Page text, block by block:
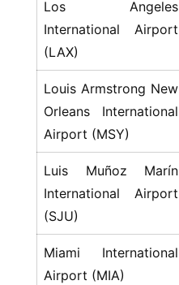
登录
Los Angeles
International Airport
(LAX)
Louis Armstrong New
Orleans International
Airport (MSY)
Luis Muñoz Marín
International Airport
(SJU)
Miami International
Airport (MIA)